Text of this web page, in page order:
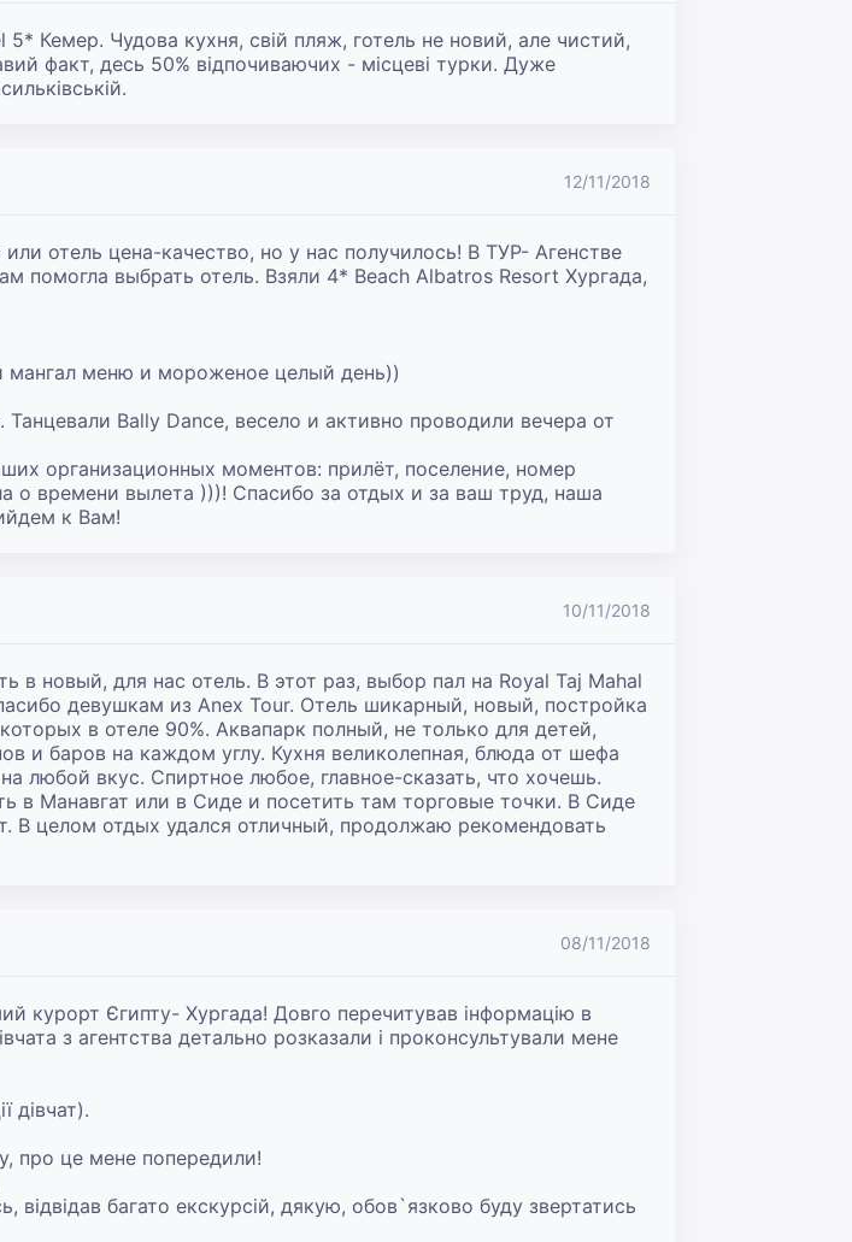
5* Кемер. Чудова кухня, свій пляж, готель не новий, але чистий,
факт, десь 50% відпочиваючих - місцеві турки. Дуже
12/11/2018
отель цена-качество, но у нас получилось! В ТУР- Агенстве
помогла выбрать отель. Взяли 4* Beach Albatros Resort Хургада,
меню и мороженое целый день))
Bally Dance, весело и активно проводили вечера от
организационных моментов: прилёт, поселение, номер
о времени вылета )))! Спасибо за отдых и за ваш труд, наша
к Вам!
10/11/2018
в новый, для нас отель. В этот раз, выбор пал на Royal Taj Mahal
девушкам из Anex Tour. Отель шикарный, новый, постройка
в отеле 90%. Аквапарк полный, не только для детей,
и баров на каждом углу. Кухня великолепная, блюда от шефа
вкус. Спиртное любое, главное-сказать, что хочешь.
в Манавгат или в Сиде и посетить там торговые точки. В Сиде
В целом отдых удался отличный, продолжаю рекомендовать
08/11/2018
курорт Єгипту- Хургада! Довго перечитував інформацію в
з агентства детально розказали і проконсультували мене
дівчат).
про це мене попередили!
багато екскурсій, дякую, обов`язково буду звертатись